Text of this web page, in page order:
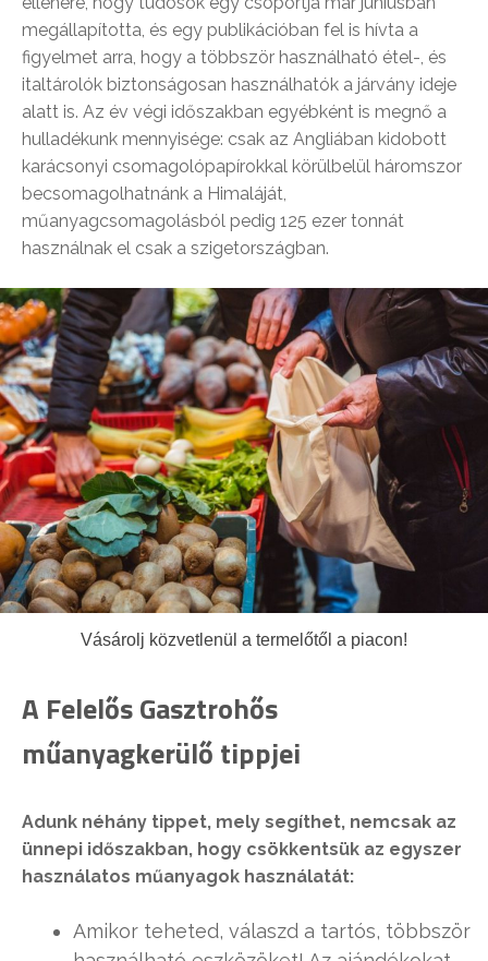
megállapította, és egy publikációban fel is hívta a
figyelmet arra, hogy a többször használható étel-, és
italtárolók biztonságosan használhatók a járvány ideje
alatt is. Az év végi időszakban egyébként is megnő a
hulladékunk mennyisége: csak az Angliában kidobott
karácsonyi csomagolópapírokkal körülbelül háromszor
becsomagolhatnánk a Himaláját,
műanyagcsomagolásból pedig 125 ezer tonnát
használnak el csak a szigetországban.
Vásárolj közvetlenül a termelőtől a piacon!
A Felelős Gasztrohős
műanyagkerülő tippjei
Adunk néhány tippet, mely segíthet, nemcsak az
ünnepi időszakban, hogy csökkentsük az egyszer
használatos műanyagok használatát:
Amikor teheted, válaszd a tartós, többször